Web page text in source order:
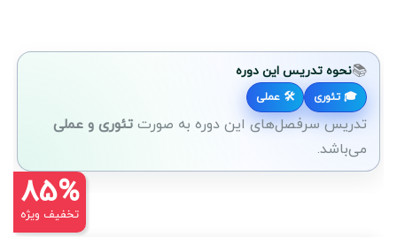
📚نحوه تدریس این دوره
🎓 تئوری 🛠 عملی
تدریس سرفصل‌های این دوره به صورت تئوری و عملی
می‌باشد.
85%
تخفیف ویژه